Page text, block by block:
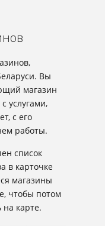
Вы
магазин
услугами,
с его
работы.
список
в карточке
магазины
чтобы потом
на карте.